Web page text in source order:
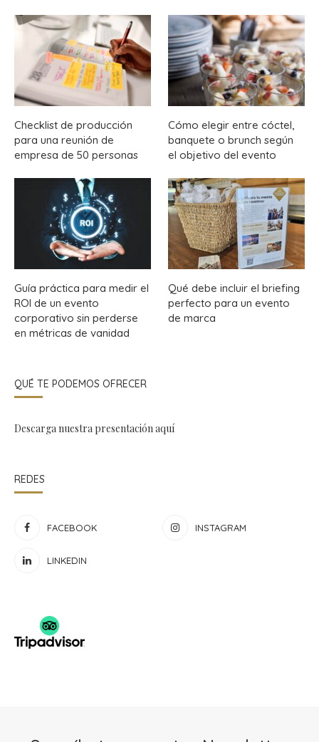
Checklist de producción
para una reunión de
empresa de 50 personas
Cómo elegir entre cóctel,
banquete o brunch según
el objetivo del evento
Guía práctica para medir el
ROI de un evento
corporativo sin perderse
en métricas de vanidad
Qué debe incluir el briefing
perfecto para un evento
de marca
QUÉ TE PODEMOS OFRECER
Descarga nuestra presentaciónaquí
REDES
FACEBOOK INSTAGRAM
LINKEDIN